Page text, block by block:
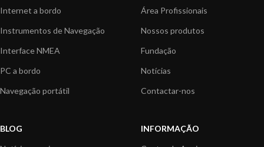
Internet a bordo
Instrumentos de Navegação
Interface NMEA
PC a bordo
Navegação portátil
Área Profissionais
Nossos produtos
Fundação
Notícias
Contactar-nos
BLOG
INFORMAÇÃO